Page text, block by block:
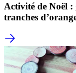
Activité de Noël :
tranches